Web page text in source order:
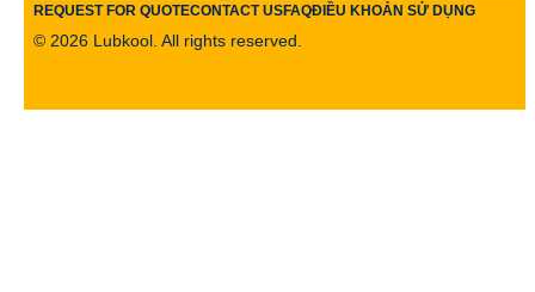
REQUEST FOR QUOTECONTACT USFAQĐIỀU KHOẢN SỬ DỤNG
© 2026 Lubkool. All rights reserved.